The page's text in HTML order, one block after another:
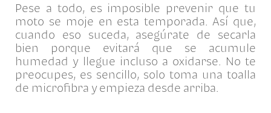
Pese a todo, es imposible prevenir que tu
moto se moje en esta temporada. Así que,
cuando eso suceda, asegúrate de secarla
bien porque evitará que se acumule
humedad y llegue incluso a oxidarse. No te
preocupes, es sencillo, solo toma una toalla
de microfibra y empieza desde arriba.